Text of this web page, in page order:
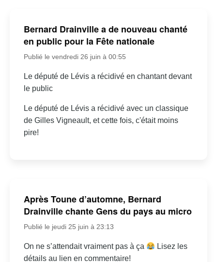
Bernard Drainville a de nouveau chanté
en public pour la Fête nationale
Publié le vendredi 26 juin à 00:55
Le député de Lévis a récidivé en chantant devant
le public
Le député de Lévis a récidivé avec un classique
de Gilles Vigneault, et cette fois, c'était moins
pire!
Après Toune d’automne, Bernard
Drainville chante Gens du pays au micro
Publié le jeudi 25 juin à 23:13
On ne s’attendait vraiment pas à ça
Lisez les
détails au lien en commentaire!